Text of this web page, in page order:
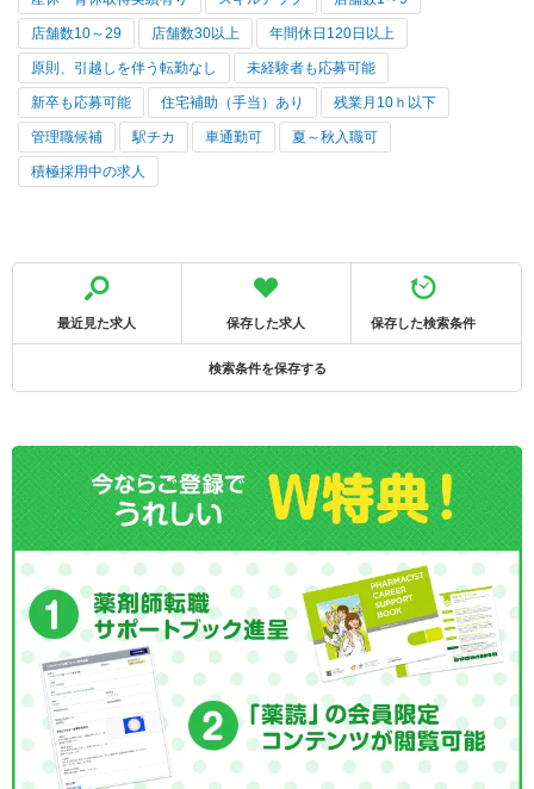
店舗数10～29 店舗数30以上 年間休日120日以上
原則、引越しを伴う転勤なし 未経験者も応募可能
新卒も応募可能 住宅補助（手当）あり 残業月10ｈ以下
管理職候補 駅チカ 車通勤可 夏～秋入職可
積極採用中の求人
最近見た求人 保存した求人 保存した検索条件
検索条件を保存する